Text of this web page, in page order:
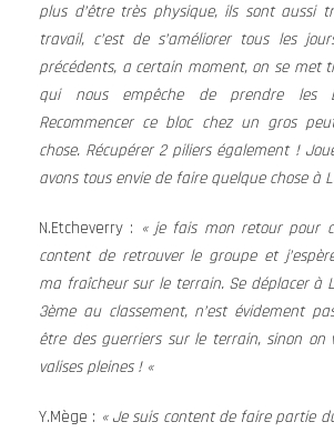
plus d’être très physique, ils sont aussi
travail, c’est de s’améliorer tous les
précédents, a certain moment, on se met
qui nous empêche de prendre les
Recommencer ce bloc chez un gros
chose. Récupérer 2 piliers également !
avons tous envie de faire quelque chose à
N.Etcheverry : « je fais mon retour pour
content de retrouver le groupe et
ma fraîcheur sur le terrain. Se déplacer à
3ème au classement, n’est évidement
être des guerriers sur le terrain, sinon on
valises pleines ! «
Y.Mège : « Je suis content de faire partie